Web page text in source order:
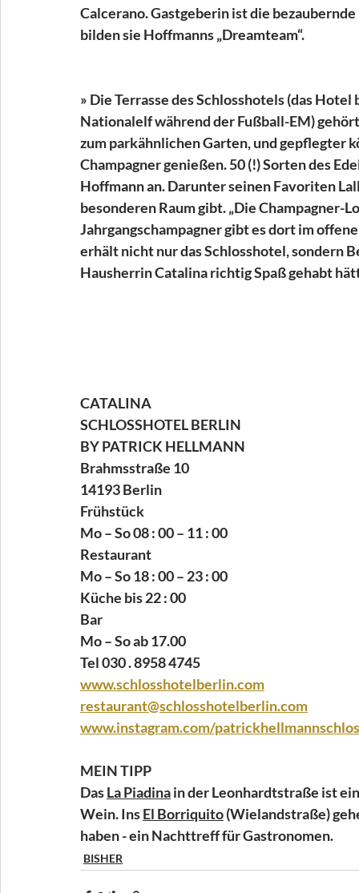
Calcerano. Gastgeberin ist die
bilden sie Hoffmanns „Dreamteam“.
» Die Terrasse des Schlosshotels (das
Nationalelf während der Fußball-EM)
zum parkähnlichen Garten, und gepflegter
Champagner genießen. 50 (!) Sorten des
Hoffmann an. Darunter seinen Favoriten
besonderen Raum gibt. „Die Champagner-
Jahrgangschampagner gibt es dort im
erhält nicht nur das Schlosshotel, sondern
Hausherrin Catalina richtig Spaß gehabt
CATALINA
SCHLOSSHOTEL BERLIN
BY PATRICK HELLMANN
Brahmsstraße 10
14193 Berlin
Frühstück
Mo – So 08 : 00 – 11 : 00
Restaurant
Mo – So 18 : 00 – 23 : 00
Küche bis 22 : 00
Bar
Mo – So ab 17.00
Tel 030 . 8958 4745
www.schlosshotelberlin.com
restaurant@schlosshotelberlin.com
www.instagram.com/
MEIN TIPP
Das La Piadina in der Leonhardtstraße ist
Wein. Ins El Borriquito (Wielandstraße)
haben - ein Nachttreff für Gastronomen.
BISHER